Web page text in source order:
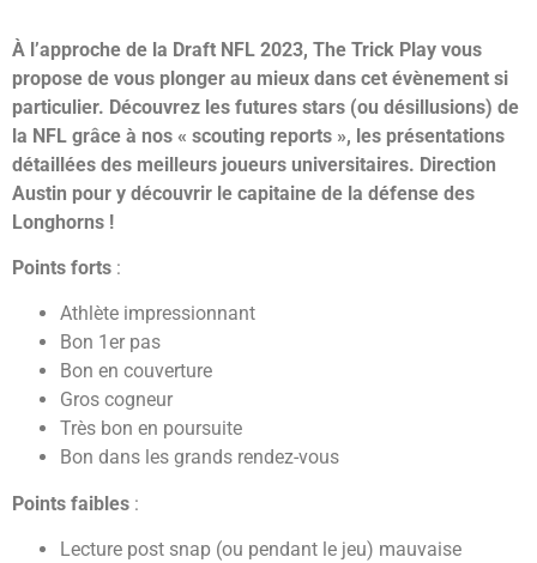
À l’approche de la Draft NFL 2023, The Trick Play vous
propose de vous plonger au mieux dans cet évènement si
particulier. Découvrez les futures stars (ou désillusions) de
la NFL grâce à nos « scouting reports », les présentations
détaillées des meilleurs joueurs universitaires. Direction
Austin pour y découvrir le capitaine de la défense des
Longhorns !
Points forts :
Athlète impressionnant
Bon 1er pas
Bon en couverture
Gros cogneur
Très bon en poursuite
Bon dans les grands rendez-vous
Points faibles :
Lecture post snap (ou pendant le jeu) mauvaise